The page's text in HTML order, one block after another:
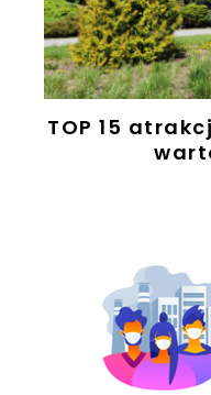
TOP 15